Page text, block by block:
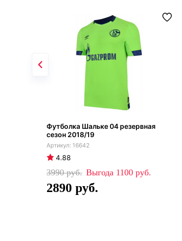
Футболка Шальке 04 резервная
сезон 2018/19
16642
4.88
3990 1100
2890